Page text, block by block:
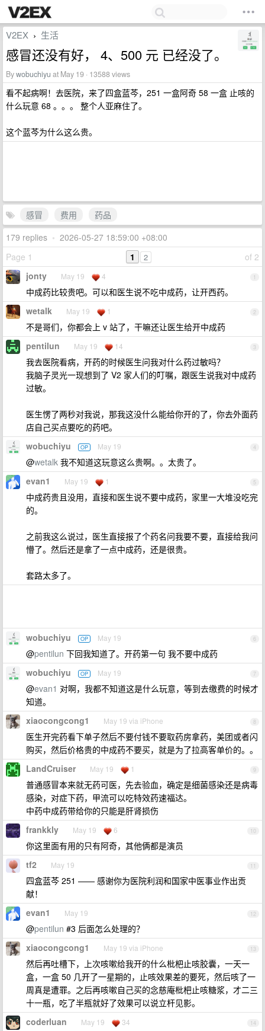
V2EX › 生活
感冒还没有好， 4、500 元 已经没了。
Bywobuchiyu at May 19 · 13588 views
看不起病啊！去医院，来了四盒蓝芩，251 一盒阿奇 58 一盒 止咳的
什么玩意 68 。。。 整个人亚麻住了。
这个蓝芩为什么这么贵。
感冒 费用
药品
179 replies • 2026-05-27 18:59:00 +08:00
Page 1
of 2
1 2
1
jonty May 19 4
中成药比较贵吧。可以和医生说不吃中成药，让开西药。
2
wetalk May 19 1
不是哥们，你都会上 v 站了，干嘛还让医生给开中成药
3
pentilun May 19 14
我去医院看病，开药的时候医生问我对什么药过敏吗？
我脑子灵光一现想到了 V2 家人们的叮嘱，跟医生说我对中成药
过敏。
医生愣了两秒对我说，那我这没什么能给你开的了，你去外面药
店自己买点要吃的药吧。
4
wobuchiyu OP May 19
@wetalk 我不知道这玩意这么贵啊。。太贵了。
5
evan1 May 19 1
中成药贵且没用，直接和医生说不要中成药，家里一大堆没吃完
的。
之前我这么说过，医生直接报了个药名问我要不要，直接给我问
懵了。然后还是拿了一点中成药，还是很贵。
套路太多了。
6
wobuchiyu OP May 19
@pentilun 下回我知道了。开药第一句 我不要中成药
7
wobuchiyu OP May 19
@evan1 对啊，我都不知道这是什么玩意，等到去缴费的时候才
知道。
8
xiaocongcong1 May 19 via iPhone
医生开完药看下单子然后不要付钱不要取药房拿药，美团或者闪
购买，然后价格贵的中成药不要买，就是为了拉高客单价的。。
9
LandCruiser May 19 1
普通感冒本来就无药可医，先去验血，确定是细菌感染还是病毒
感染，对症下药，甲流可以吃特效药速福达。
中药中成药带给你的只能是肝肾损伤
10
frankkly May 19 6
你这里面有用的只有阿奇，其他俩都是演员
11
tf2 May 19
四盒蓝芩 251 —— 感谢你为医院利润和国家中医事业作出贡
献！
12
evan1 May 19
@pentilun #3 后面怎么处理的？
13
xiaocongcong1 May 19 via iPhone
然后再吐槽下，上次咳嗽给我开的什么枇杷止咳胶囊，一天一
盒，一盒 50 几开了一星期的，止咳效果差的要死，然后咳了一
周真是遭罪。之后再咳嗽自己买的念慈庵枇杷止咳糖浆，才二三
十一瓶，吃了半瓶就好了效果可以说立杆见影。
14
coderluan May 19 34